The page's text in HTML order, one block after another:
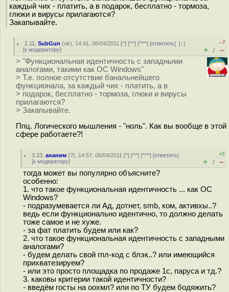
каждый чих - платить, а в подарок, бесплатно - тормоза,
глюки и вирусы прилагаются?
Закапывайте.
2.11 ,SubGun (ok), 14:41, 06/04/2011 [^] [^^] [^^^] [ответить][↓]
[к модератору]
–7
+ / –
> "Функциональная идентичность с западными
аналогами, такими как ОС Windows"
> Т.е. полное отсутствие банальнейшего
функционала, за каждый чих - платить, а в
> подарок, бесплатно - тормоза, глюки и вирусы
прилагаются?
> Закапывайте.
Ппц. Логического мышления - "ноль". Как вы вообще в этой
сфере работаете?!
3.23 ,ананим (?), 14:57, 06/04/2011 [^] [^^] [^^^] [ответить]
[к модератору]
+5
+ / –
тогда может вы популярно объясните?
особенно:
1. что такое функциональная идентичность ... как ОС
Windows?
- подразумевается ли Ад, дотнет, smb, ком, активхы..?
ведь если функционально идентично, то должно делать
тоже самое и не хуже.
- за фат платить будем или как?
2. что такое функциональная идентичность с западными
аналогами?
- будем делать свой гпл-код с блэк..? или имеющийся
прихватезируем?
- или это просто площадка по продаже 1с, паруса и тд.?
3. каковы критерии такой идентичности?
- введём госты на оохмл? или по ТУ будем бодяжить?